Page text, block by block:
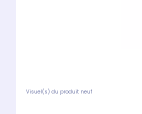
Visuel(s) du produit neuf